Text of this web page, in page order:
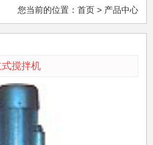
您当前的位置：首页 > 产品中心
式搅拌机